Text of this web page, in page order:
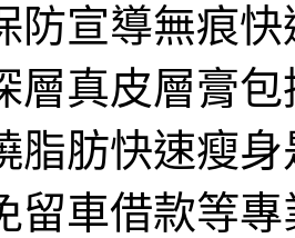
防宣導無痕
層真皮層膏
脂肪快速瘦
留車借款等